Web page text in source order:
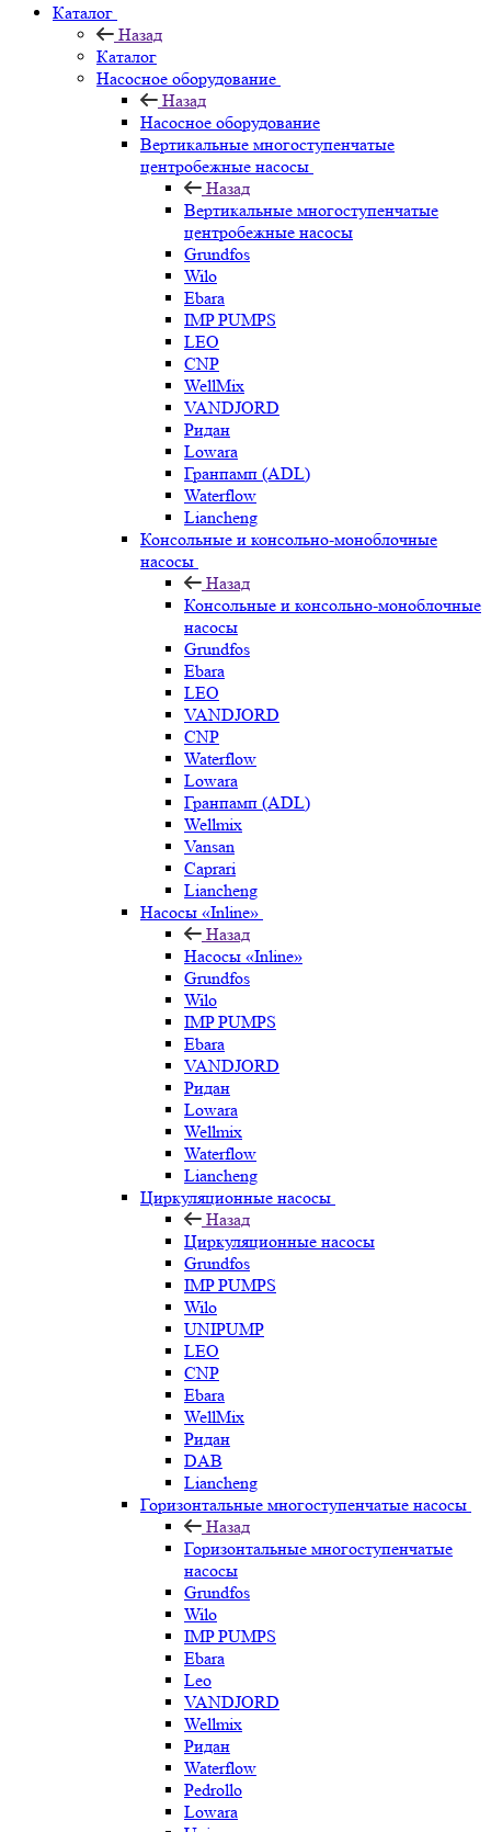
Каталог
Назад
Каталог
Насосное оборудование
Назад
Насосное оборудование
Вертикальные многоступенчатые
центробежные насосы
Назад
Вертикальные многоступенчатые
центробежные насосы
Grundfos
Wilo
Ebara
IMP PUMPS
LEO
CNP
WellMix
VANDJORD
Ридан
Lowara
Гранпамп (ADL)
Waterflow
Liancheng
Консольные и консольно-моноблочные
насосы
Назад
Консольные и консольно-моноблочные
насосы
Grundfos
Ebara
LEO
VANDJORD
CNP
Waterflow
Lowara
Гранпамп (ADL)
Wellmix
Vansan
Caprari
Liancheng
Насосы «Inline»
Назад
Насосы «Inline»
Grundfos
Wilo
IMP PUMPS
Ebara
VANDJORD
Ридан
Lowara
Wellmix
Waterflow
Liancheng
Циркуляционные насосы
Назад
Циркуляционные насосы
Grundfos
IMP PUMPS
Wilo
UNIPUMP
LEO
CNP
Ebara
WellMix
Ридан
DAB
Liancheng
Горизонтальные многоступенчатые насосы
Назад
Горизонтальные многоступенчатые
насосы
Grundfos
Wilo
IMP PUMPS
Ebara
Leo
VANDJORD
Wellmix
Ридан
Waterflow
Pedrollo
Lowara